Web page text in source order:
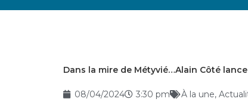
Dans la mire de Métyvié…Alain Côté
08/04/2024 3:30 pm À la une,